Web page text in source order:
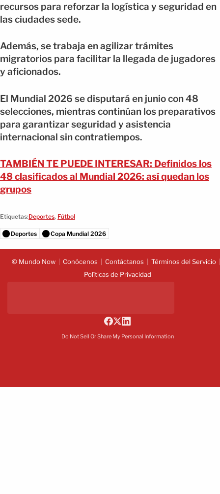
recursos para reforzar la logística y seguridad en
las ciudades sede.
Además, se trabaja en agilizar trámites
migratorios para facilitar la llegada de jugadores
y aficionados.
El Mundial 2026 se disputará en junio con 48
selecciones, mientras continúan los preparativos
para garantizar seguridad y asistencia
internacional sin contratiempos.
TAMBIÉN TE PUEDE INTERESAR: Definidos los
48 clasificados al Mundial 2026: así quedan los
grupos
Etiquetas:Deportes, Fútbol
Deportes Copa Mundial 2026
© Mundo Now Conócenos Contáctanos
Términos del Servicio
Políticas de Privacidad
Do Not Sell Or Share My Personal Information